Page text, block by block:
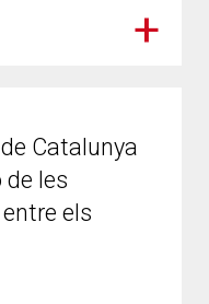
Catalunya
de les
els